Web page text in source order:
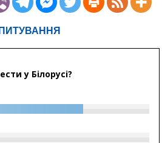
у Білорусі?